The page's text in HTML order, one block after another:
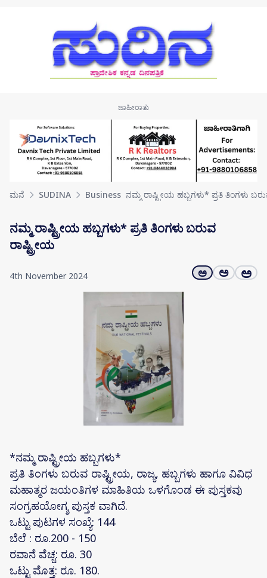
ಮನೆ SUDINA Business ನಮ್ಮ ರಾಷ್ಟ್ರೀಯ ಹಬ್ಬಗಳು* ಪ್ರತಿ ತಿಂಗಳು
ನಮ್ಮ ರಾಷ್ಟ್ರೀಯ ಹಬ್ಬಗಳು* ಪ್ರತಿ ತಿಂಗಳು ಬರುವ
ರಾಷ್ಟ್ರೀಯ
4th November 2024 ಅ ಅ ಅ
*ನಮ್ಮ ರಾಷ್ಟ್ರೀಯ ಹಬ್ಬಗಳು*
ಪ್ರತಿ ತಿಂಗಳು ಬರುವ ರಾಷ್ಟ್ರೀಯ, ರಾಜ್ಯ, ಹಬ್ಬಗಳು ಹಾಗೂ ವಿವಿಧ
ಮಹಾತ್ಮರ ಜಯಂತಿಗಳ ಮಾಹಿತಿಯ ಒಳಗೊಂಡ ಈ ಪುಸ್ತಕವು
ಸಂಗ್ರಹಯೋಗ್ಶ ಪುಸ್ತಕ ವಾಗಿದೆ.
ಒಟ್ಟು ಪುಟಗಳ ಸಂಖ್ಯೆ: 144
ಬೆಲೆ : ರೂ.200 - 150
ರವಾನೆ ವೆಚ್ಚ: ರೂ. 30
ಒಟ್ಟು ಮೊತ್ತ: ರೂ. 180.